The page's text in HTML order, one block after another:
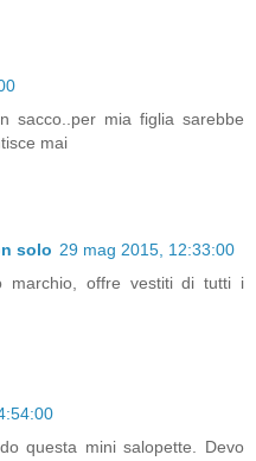
sacco..per mia figlia sarebbe
mai
solo 29 mag 2015, 12:33:00
marchio, offre vestiti di tutti i
questa mini salopette. Devo